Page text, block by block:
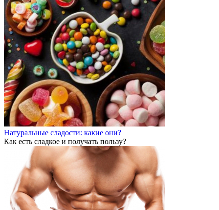
Натуральные сладости: какие они?
Как есть сладкое и получать пользу?